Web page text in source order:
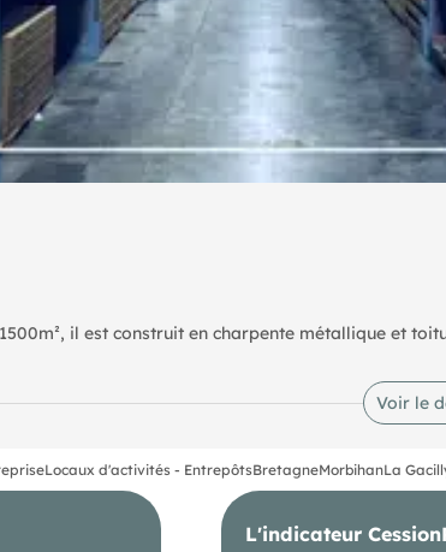
il est construit en charpente métallique et
Voir le
Locaux d'activités - EntrepôtsBretagneMorbihanLa
L'indicateur